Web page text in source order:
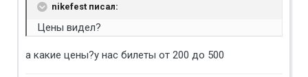
nikefest писал:
Цены видел?
а какие цены?у нас билеты от 200 до 500